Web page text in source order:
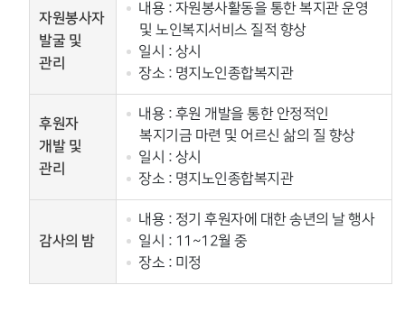
자원봉사자
발굴 및
관리
내용 : 자원봉사활동을 통한 복지관 운영
및 노인복지서비스 질적 향상
일시 : 상시
장소 : 명지노인종합복지관
후원자
개발 및
관리
내용 : 후원 개발을 통한 안정적인
복지기금 마련 및 어르신 삶의 질 향상
일시 : 상시
장소 : 명지노인종합복지관
감사의 밤
내용 : 정기 후원자에 대한 송년의 날 행사
일시 : 11~12월 중
장소 : 미정